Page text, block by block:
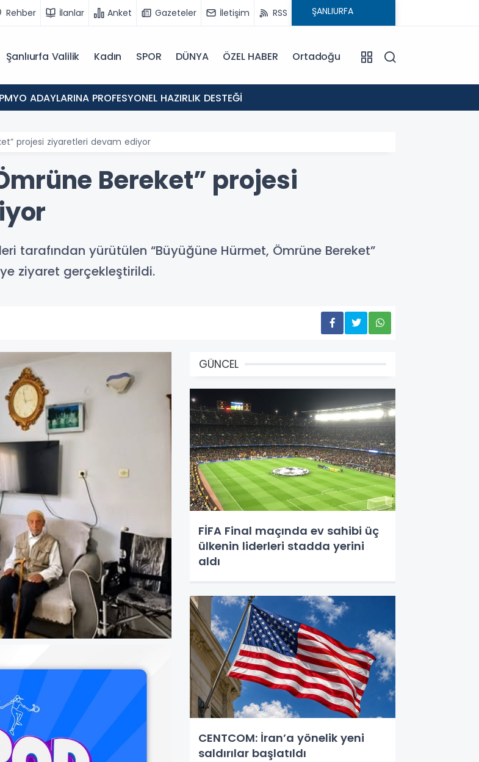
Rehber İlanlar Anket Gazeteler İletişim RSS
Şanlıurfa Valilik Kadın SPOR DÜNYA ÖZEL HABER Ortadoğu
ADAYLARINA PROFESYONEL HAZIRLIK DESTEĞİ
projesi ziyaretleri devam ediyor
Bereket” projesi
tarafından yürütülen “Büyüğüne Hürmet, Ömrüne Bereket”
ziyaret gerçekleştirildi.
GÜNCEL
FİFA Final maçında ev sahibi üç
ülkenin liderleri stadda yerini
aldı
CENTCOM: İran’a yönelik yeni
saldırılar başlatıldı